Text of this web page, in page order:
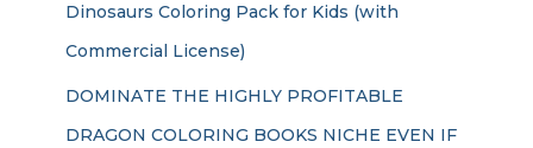
Dinosaurs Coloring Pack for Kids (with
Commercial License)
DOMINATE THE HIGHLY PROFITABLE
DRAGON COLORING BOOKS NICHE EVEN IF